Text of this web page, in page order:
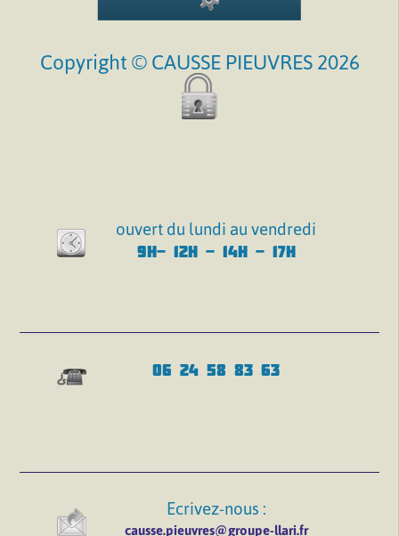
Copyright © CAUSSE PIEUVRES 2026
ouvert du lundi au vendredi
9H- 12H - 14H - 17H
06 24 58 83 63
Ecrivez-nous :
causse.pieuvres@groupe-llari.fr